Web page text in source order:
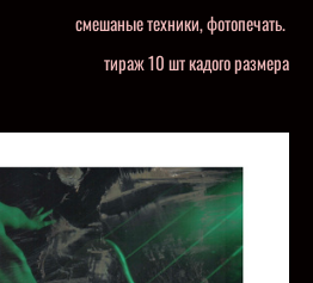
смешаные техники, фотопечать.
тираж 10 шт кадого размера